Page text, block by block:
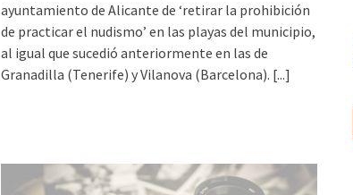
ayuntamiento de Alicante de ‘retirar la prohibición
de practicar el nudismo’ en las playas del municipio,
al igual que sucedió anteriormente en las de
Granadilla (Tenerife) y Vilanova (Barcelona). [...]